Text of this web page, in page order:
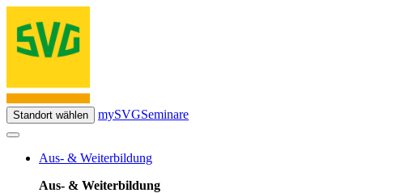
Standort wählen mySVGSeminare
Aus- & Weiterbildung
Aus- & Weiterbildung